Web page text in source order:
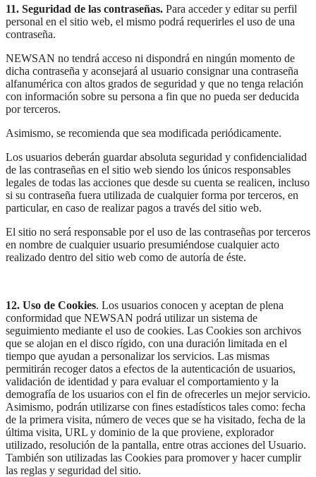
11. Seguridad de las contraseñas. Para acceder y editar su perfil
personal en el sitio web, el mismo podrá requerirles el uso de una
contraseña.
NEWSAN no tendrá acceso ni dispondrá en ningún momento de
dicha contraseña y aconsejará al usuario consignar una contraseña
alfanumérica con altos grados de seguridad y que no tenga relación
con información sobre su persona a fin que no pueda ser deducida
por terceros.
Asimismo, se recomienda que sea modificada periódicamente.
Los usuarios deberán guardar absoluta seguridad y confidencialidad
de las contraseñas en el sitio web siendo los únicos responsables
legales de todas las acciones que desde su cuenta se realicen, incluso
si su contraseña fuera utilizada de cualquier forma por terceros, en
particular, en caso de realizar pagos a través del sitio web.
El sitio no será responsable por el uso de las contraseñas por terceros
en nombre de cualquier usuario presumiéndose cualquier acto
realizado dentro del sitio web como de autoría de éste.
12. Uso de Cookies. Los usuarios conocen y aceptan de plena
conformidad que NEWSAN podrá utilizar un sistema de
seguimiento mediante el uso de cookies. Las Cookies son archivos
que se alojan en el disco rígido, con una duración limitada en el
tiempo que ayudan a personalizar los servicios. Las mismas
permitirán recoger datos a efectos de la autenticación de usuarios,
validación de identidad y para evaluar el comportamiento y la
demografía de los usuarios con el fin de ofrecerles un mejor servicio.
Asimismo, podrán utilizarse con fines estadísticos tales como: fecha
de la primera visita, número de veces que se ha visitado, fecha de la
última visita, URL y dominio de la que proviene, explorador
utilizado, resolución de la pantalla, entre otras acciones del Usuario.
También son utilizadas las Cookies para promover y hacer cumplir
las reglas y seguridad del sitio.